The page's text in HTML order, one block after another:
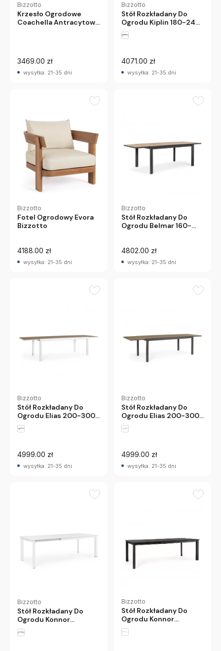
Bizzotto
Krzesło Ogrodowe
Coachella Antracytowe
3469.00 zł
wysyłka: 21-35 dni
Bizzotto
Stół Rozkładany Do
Ogrodu Kiplin 180-240
Cm Biały Bizzotto
4071.00 zł
wysyłka: 21-35 dni
Bizzotto
Fotel Ogrodowy Evora
Bizzotto
4188.00 zł
wysyłka: 21-35 dni
Bizzotto
Stół Rozkładany Do
Ogrodu Belmar 160-
4802.00 zł
wysyłka: 21-35 dni
Bizzotto
Stół Rozkładany Do
Ogrodu Elias 200-300
Cm Biały Bizzotto
4999.00 zł
wysyłka: 21-35 dni
Bizzotto
Stół Rozkładany Do
Ogrodu Elias 200-300
Cm Antracytowy
Bizzotto
4999.00 zł
wysyłka: 21-35 dni
Bizzotto
Stół Rozkładany Do
Ogrodu Konnor
160X240 Cm Biały
Bizzotto
Bizzotto
Stół Rozkładany Do
Ogrodu Konnor
160X240 Cm
Antracytowy Bizzotto